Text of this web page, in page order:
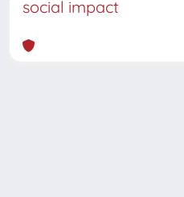
social impact